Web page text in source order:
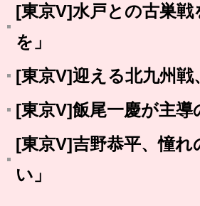
[東京V]水戸との古巣
を」
[東京V]迎える北九州
[東京V]飯尾一慶が主
[東京V]吉野恭平、憧
い」